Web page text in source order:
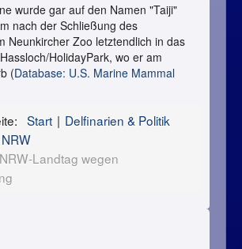
wurde gar auf den Namen "Taiji"
nach der Schließung des
Neunkircher Zoo letztendlich in das
HolidayPark, wo er am
(Database: U.S. Marine Mammal
Start
Delfinarien & Politik
Landtag wegen